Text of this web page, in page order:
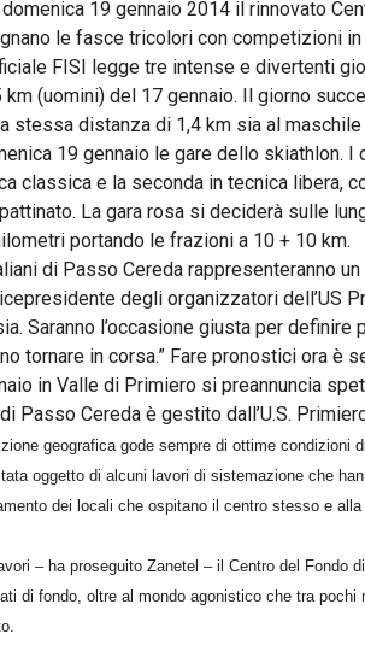
19 gennaio 2014 il rinnovato
le fasce tricolori con competizioni
FISI legge tre intense e divertenti
km (uomini) del 17 gennaio. Il giorno
stessa distanza di 1,4 km sia al
19 gennaio le gare dello skiathlon.
classica e la seconda in tecnica libera,
La gara rosa si deciderà sulle
portando le frazioni a 10 + 10 km.
di Passo Cereda rappresenteranno
degli organizzatori dell’US
Saranno l’occasione giusta per
tornare in corsa.” Fare pronostici ora è
in Valle di Primiero si preannuncia
Passo Cereda è gestito dall’U.S.
geografica gode sempre di ottime condizioni
oggetto di alcuni lavori di sistemazione che
dei locali che ospitano il centro stesso e
– ha proseguito Zanetel – il Centro del Fondo
di fondo, oltre al mondo agonistico che tra